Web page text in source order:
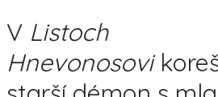
V Listoch
Hnevonosovi